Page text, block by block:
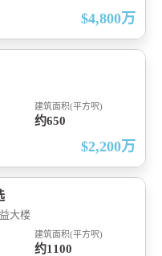
$4,800万
建筑面积(平方呎)
约650
$2,200万
大楼
建筑面积(平方呎)
约1100